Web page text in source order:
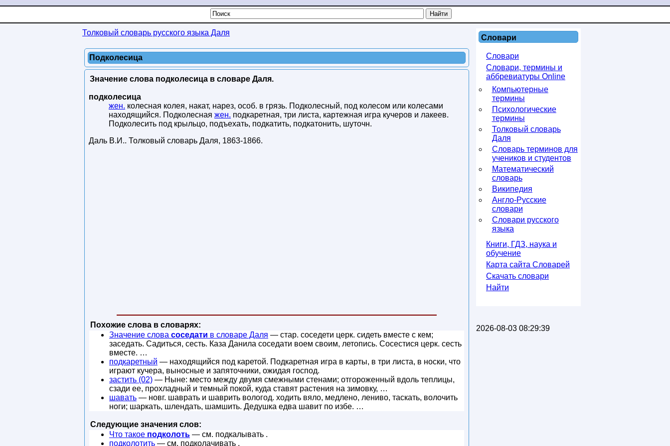
Толковый словарь русского языка Даля
Подколесица
Значение слова подколесица в словаре Даля.
подколесица
жен. колесная колея, накат, нарез, особ. в грязь. Подколесный, под колесом или колесами
находящийся. Подколесная жен. подкаретная, три листа, картежная игра кучеров и лакеев.
Подколесить под крыльцо, подъехать, подкатить, подкатонить, шуточн.
Даль В.И.. Толковый словарь Даля, 1863-1866.
Похожие слова в словарях:
Значение слова соседати в словаре Даля — стар. соседети церк. сидеть вместе с кем;
заседать. Садиться, сесть. Каза Данила соседати воем своим, летопись. Сосестися церк. сесть
вместе. …
подкаретный — находящийся под каретой. Подкаретная игра в карты, в три листа, в носки, что
играют кучера, выносные и запяточники, ожидая господ.
застить (02) — Ныне: место между двумя смежными стенами; отгороженный вдоль теплицы,
сзади ее, прохладный и темный покой, куда ставят растения на зимовку, …
шавать — новг. шаврать и шаврить вологод. ходить вяло, медлено, лениво, таскать, волочить
ноги; шаркать, шлендать, шамшить. Дедушка едва шавит по избе. …
Следующие значения слов:
Что такое подколоть — см. подкалывать .
подколотить — см. подколачивать .
Словари
Словари
Словари, термины и
аббревиатуры Online
Компьютерные
термины
Психологические
термины
Толковый словарь
Даля
Словарь терминов для
учеников и студентов
Математический
словарь
Википедия
Англо-Русские
словари
Словари русского
языка
Книги, ГДЗ, наука и
обучение
Карта сайта Словарей
Скачать словари
Найти
2026-08-03 08:29:39